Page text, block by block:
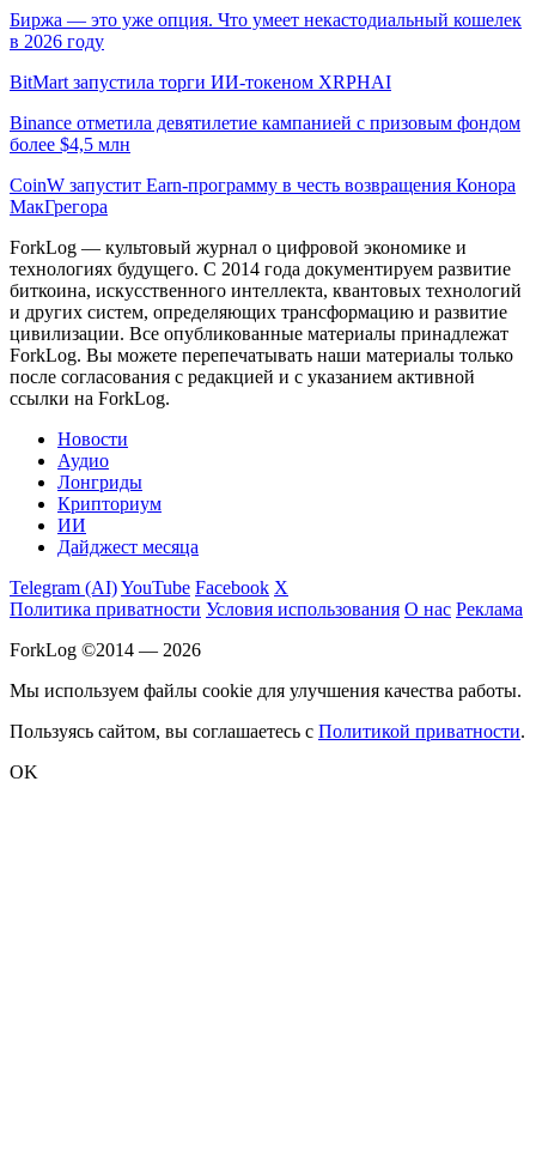
Биржа — это уже опция. Что умеет некастодиальный кошелек
в 2026 году
BitMart запустила торги ИИ-токеном XRPHAI
Binance отметила девятилетие кампанией с призовым фондом
более $4,5 млн
CoinW запустит Earn-программу в честь возвращения Конора
МакГрегора
ForkLog — культовый журнал о цифровой экономике и
технологиях будущего. С 2014 года документируем развитие
биткоина, искусственного интеллекта, квантовых технологий
и других систем, определяющих трансформацию и развитие
цивилизации. Все опубликованные материалы принадлежат
ForkLog. Вы можете перепечатывать наши материалы только
после согласования с редакцией и с указанием активной
ссылки на ForkLog.
Новости
Аудио
Лонгриды
Крипториум
ИИ
Дайджест месяца
Telegram (AI)YouTube Facebook X
Политика приватности Условия использования О нас Реклама
ForkLog ©2014 — 2026
Мы используем файлы cookie для улучшения качества работы.
Пользуясь сайтом, вы соглашаетесь с Политикой приватности.
OK